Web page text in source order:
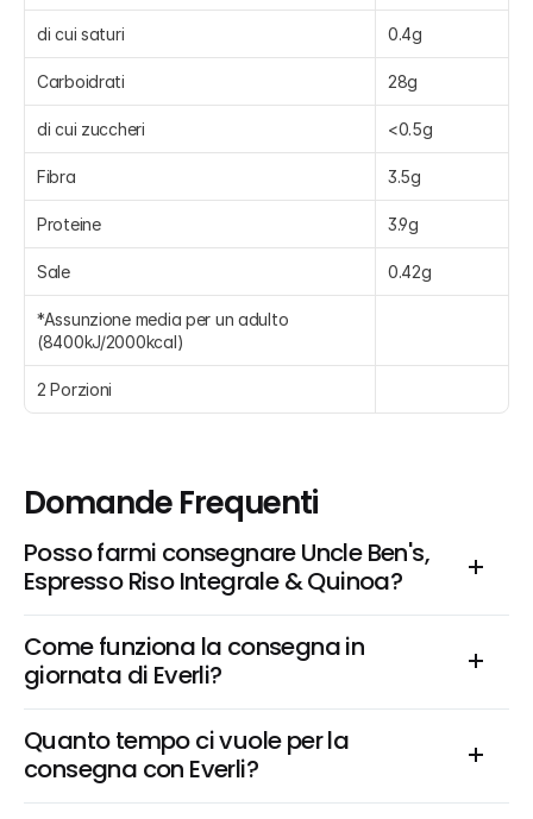
di cui saturi 0.4g
Carboidrati 28g
di cui zuccheri <0.5g
Fibra 3.5g
Proteine 3.9g
Sale 0.42g
*Assunzione media per un adulto
(8400kJ/2000kcal)
2 Porzioni
Domande Frequenti
Posso farmi consegnare Uncle Ben's,
Espresso Riso Integrale & Quinoa?
Come funziona la consegna in
giornata di Everli?
Quanto tempo ci vuole per la
consegna con Everli?